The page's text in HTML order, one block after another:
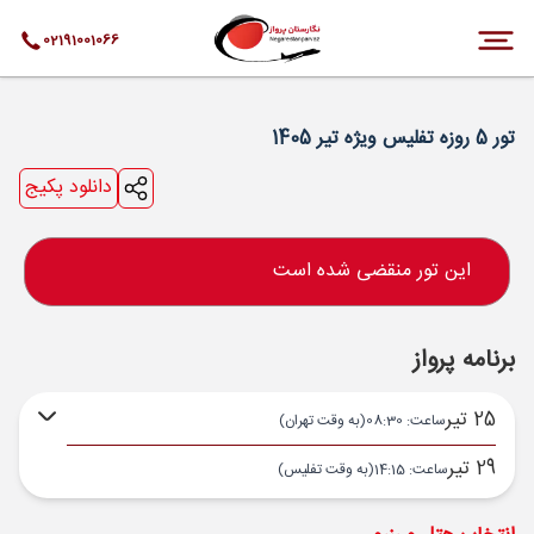
02191001066
تور 5 روزه تفلیس ویژه تیر 1405
دانلود پکیج
این تور منقضی شده است
برنامه پرواز
25 تیر ساعت: 08:30 (به وقت تهران)
29 تیر ساعت: 14:15 (به وقت تفلیس)